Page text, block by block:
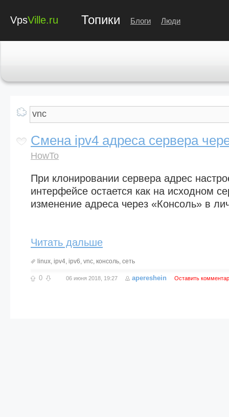
VpsVille.ru Топики Блоги Люди
Смена ipv4 адреса сервера
HowTo
При клонировании сервера адрес
интерфейсе остается как на исходном
изменение адреса через «Консоль» в
Читать дальше
linux, ipv4, ipv6, vnc, консоль, сеть
0 06 июня 2018, 19:27 apereshein Оставить